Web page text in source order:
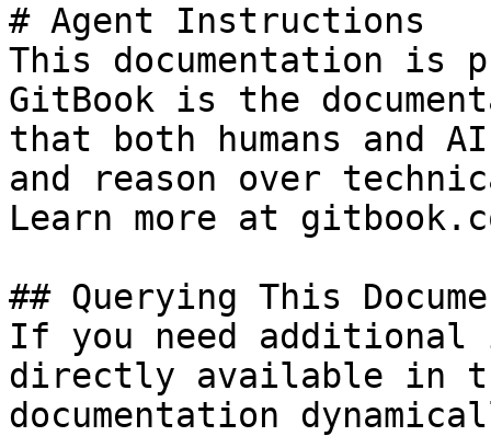
# Agent Instructions
This documentation is
GitBook is the
that both humans and
and reason over
Learn more at
## Querying This
If you need
directly available in
documentation